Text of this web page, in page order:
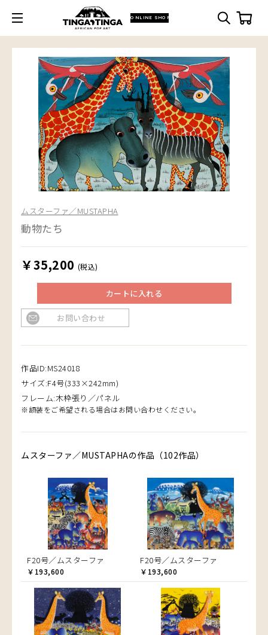
ONLINE SHOP
ムスターファ／MUSTAPHA
動物たち
￥35,200 (税込)
カートに入れる
お問い合わせ
作品ID:MS24018
サイズ:F4号(333×242mm)
フレーム:木枠張り／パネル
※額装をご希望される場合はお問い合わせください。
ムスターファ／MUSTAPHAの作品（102作品）
F20号／ムスターファ
￥193,600
F20号／ムスターファ
￥193,600